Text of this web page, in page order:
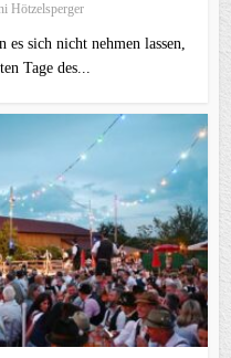
Hötzelsperger
es sich nicht nehmen lassen,
Tage des...